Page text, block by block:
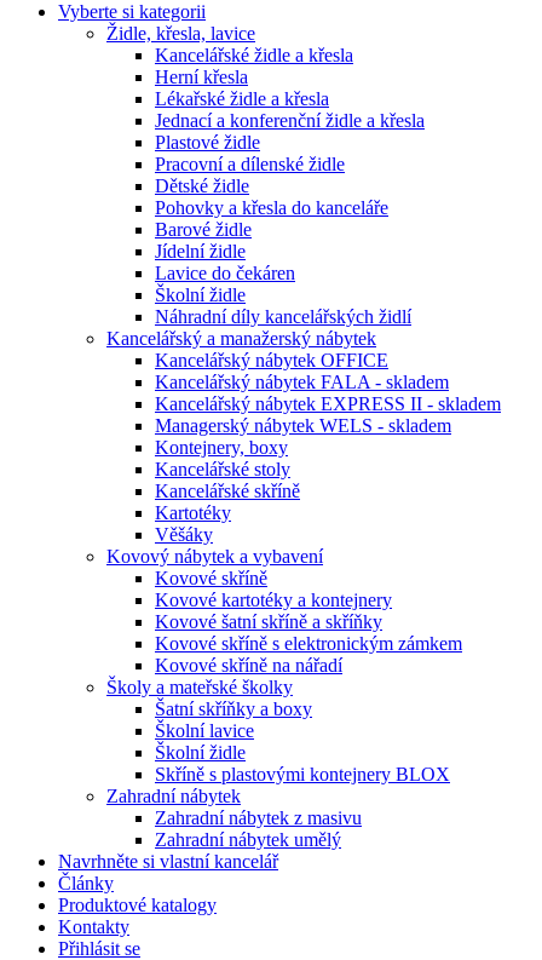
Vyberte si kategorii
Židle, křesla, lavice
Kancelářské židle a křesla
Herní křesla
Lékařské židle a křesla
Jednací a konferenční židle a křesla
Plastové židle
Pracovní a dílenské židle
Dětské židle
Pohovky a křesla do kanceláře
Barové židle
Jídelní židle
Lavice do čekáren
Školní židle
Náhradní díly kancelářských židlí
Kancelářský a manažerský nábytek
Kancelářský nábytek OFFICE
Kancelářský nábytek FALA - skladem
Kancelářský nábytek EXPRESS II - skladem
Managerský nábytek WELS - skladem
Kontejnery, boxy
Kancelářské stoly
Kancelářské skříně
Kartotéky
Věšáky
Kovový nábytek a vybavení
Kovové skříně
Kovové kartotéky a kontejnery
Kovové šatní skříně a skříňky
Kovové skříně s elektronickým zámkem
Kovové skříně na nářadí
Školy a mateřské školky
Šatní skříňky a boxy
Školní lavice
Školní židle
Skříně s plastovými kontejnery BLOX
Zahradní nábytek
Zahradní nábytek z masivu
Zahradní nábytek umělý
Navrhněte si vlastní kancelář
Články
Produktové katalogy
Kontakty
Přihlásit se